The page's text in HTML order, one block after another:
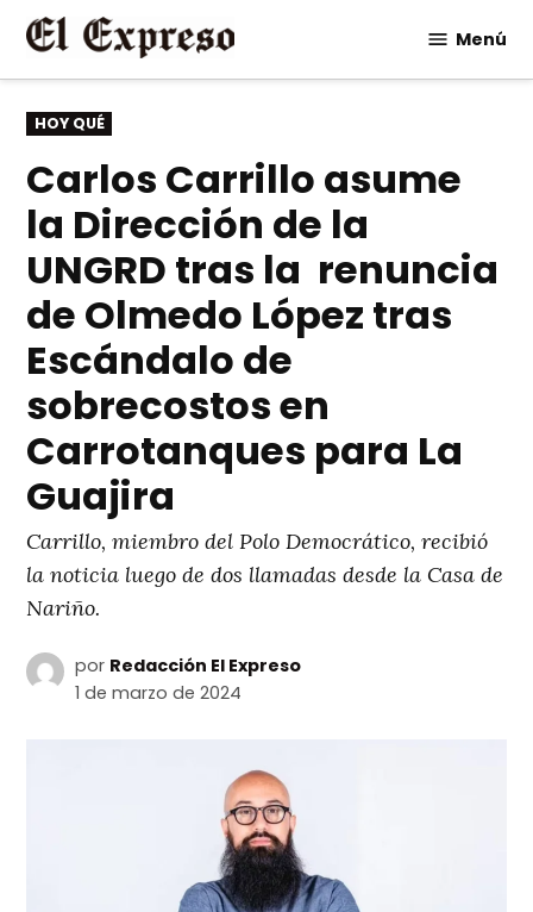
Saltar
contenido
Menú
PUBLICADO
EN
HOY QUÉ
Carlos Carrillo asume
la Dirección de la
UNGRD tras la renuncia
de Olmedo López tras
Escándalo de
sobrecostos en
Carrotanques para La
Guajira
Carrillo, miembro del Polo Democrático, recibió
la noticia luego de dos llamadas desde la Casa de
Nariño.
por Redacción El Expreso
1 de marzo de 2024